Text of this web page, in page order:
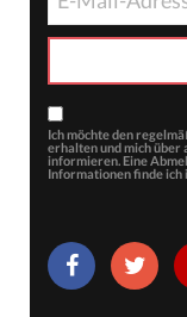
Ich möchte den
erhalten und mich über
informieren. Eine
Informationen finde ich